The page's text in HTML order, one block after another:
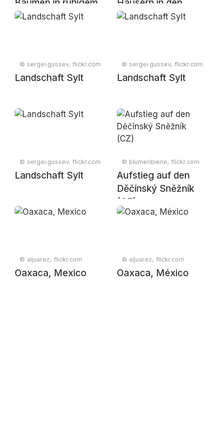
Bäumen in ruhigem
See bei
Häusern in den
Bergen
© sergei.gussev, flickr.com
Landschaft Sylt
© sergei.gussev, flickr.com
Landschaft Sylt
© sergei.gussev, flickr.com
Landschaft Sylt
© blumenbiene, flickr.com
Aufstieg auf den
Děčínský Sněžník
(CZ)
© aljuarez, flickr.com
Oaxaca, Mexico
© aljuarez, flickr.com
Oaxaca, México